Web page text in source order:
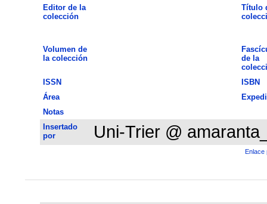
Editor de la
colección
Título
Volumen de
la colección
de la
ISSN
ISBN
Área
Notas
Insertado
por
Uni-Trier @
Enlace